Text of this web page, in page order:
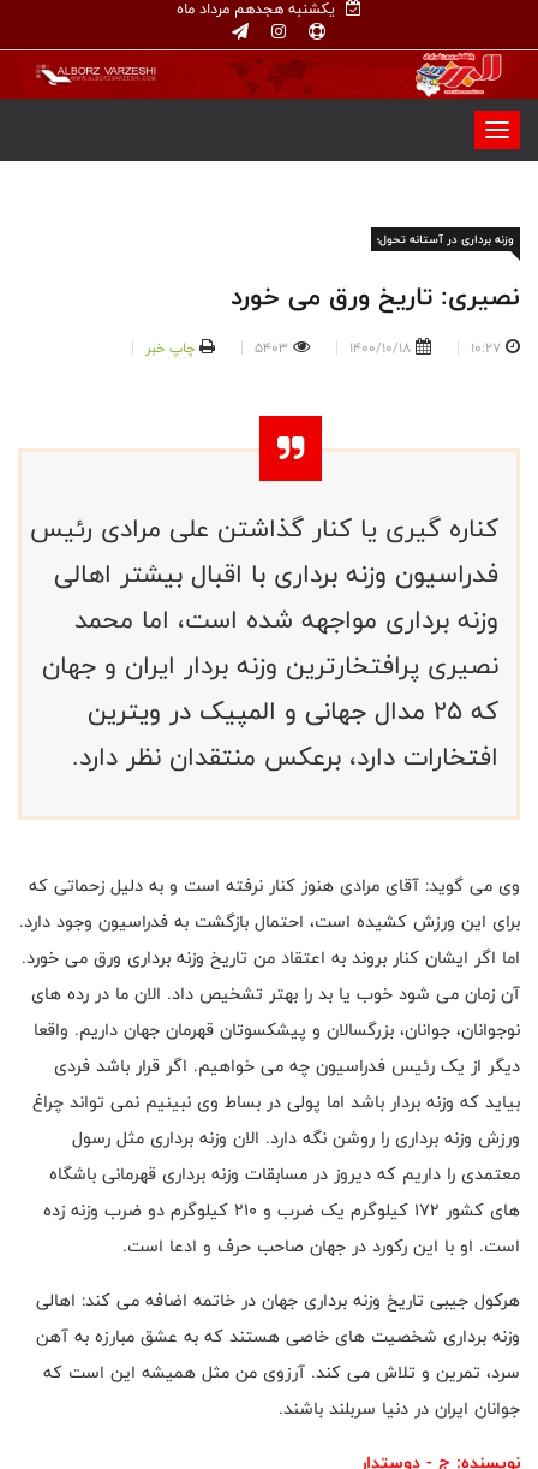
یکشنبه هجدهم مرداد ماه
وزنه برداری در آستانه تحول؛
نصیری: تاریخ ورق می خورد
10:27
1400/10/18
5403 چاپ خبر
کناره گیری یا کنار گذاشتن علی مرادی رئیس
فدراسیون وزنه برداری با اقبال بیشتر اهالی
وزنه برداری مواجهه شده است، اما محمد
نصیری پرافتخارترین وزنه بردار ایران و جهان
که 25 مدال جهانی و المپیک در ویترین
افتخارات دارد، برعکس منتقدان نظر دارد.
وی می گوید: آقای مرادی هنوز کنار نرفته است و به دلیل زحماتی که
برای این ورزش کشیده است، احتمال بازگشت به فدراسیون وجود دارد.
اما اگر ایشان کنار بروند به اعتقاد من تاریخ وزنه برداری ورق می خورد.
آن زمان می شود خوب یا بد را بهتر تشخیص داد. الان ما در رده های
نوجوانان، جوانان، بزرگسالان و پیشکسوتان قهرمان جهان داریم. واقعا
دیگر از یک رئیس فدراسیون چه می خواهیم. اگر قرار باشد فردی
بیاید که وزنه بردار باشد اما پولی در بساط وی نبینیم نمی تواند چراغ
ورزش وزنه برداری را روشن نگه دارد. الان وزنه برداری مثل رسول
معتمدی را داریم که دیروز در مسابقات وزنه برداری قهرمانی باشگاه
های کشور 172 کیلوگرم یک ضرب و 210 کیلوگرم دو ضرب وزنه زده
است. او با این رکورد در جهان صاحب حرف و ادعا است.
هرکول جیبی تاریخ وزنه برداری جهان در خاتمه اضافه می کند: اهالی
وزنه برداری شخصیت های خاصی هستند که به عشق مبارزه به آهن
سرد، تمرین و تلاش می کند. آرزوی من مثل همیشه این است که
جوانان ایران در دنیا سربلند باشند.
نویسنده: ج - دوستدار